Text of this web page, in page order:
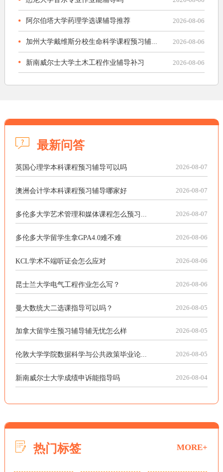
阿尔伯塔大学药理学选课辅导推荐 2026-08-06
加州大学戴维斯分校生命科学课程预习辅... 2026-08-06
新南威尔士大学土木工程作业辅导补习 2026-08-06
最新问答
英国心理学本科课程预习辅导可以吗 2026-08-07
澳洲会计学本科课程预习辅导哪家好 2026-08-07
多伦多大学艺术管理和媒体课程怎么预习... 2026-08-07
多伦多大学留学生拿GPA4.0难不难 2026-08-06
KCL学术不端听证会怎么应对 2026-08-06
昆士兰大学电气工程作业怎么写？ 2026-08-06
曼大数统大二选课指导可以吗？ 2026-08-05
加拿大留学生预习辅导辅无忧怎么样 2026-08-05
伦敦大学学院数据科学与公共政策毕业论... 2026-08-05
新南威尔士大学成绩申诉能指导吗 2026-08-04
热门标签 MORE+